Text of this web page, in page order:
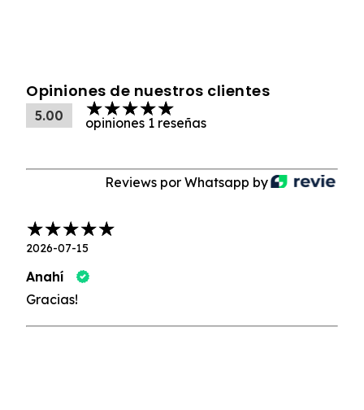
Opiniones de nuestros clientes
5.00 opiniones 1 reseñas
Reviews por Whatsapp by
2026-07-15
Anahí
Gracias!